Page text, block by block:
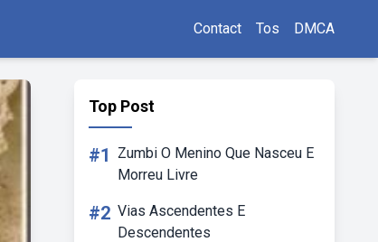
Contact Tos DMCA
Top Post
#1
Zumbi O Menino Que Nasceu E
Morreu Livre
#2 Vias Ascendentes E
Descendentes